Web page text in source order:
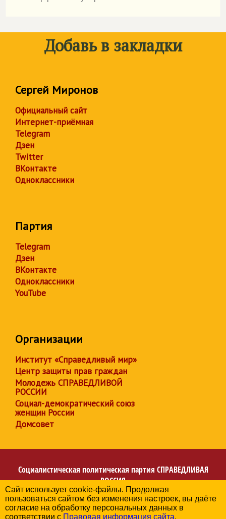
Добавь в закладки
Сергей Миронов
Официальный сайт
Интернет-приёмная
Telegram
Дзен
Twitter
ВКонтакте
Одноклассники
Партия
Telegram
Дзен
ВКонтакте
Одноклассники
YouTube
Организации
Институт «Справедливый мир»
Центр защиты прав граждан
Молодежь СПРАВЕДЛИВОЙ
РОССИИ
Социал-демократический союз
женщин России
Домсовет
Социалистическая политическая партия СПРАВЕДЛИВАЯ
РОССИЯ
Региональное отделение партии в Республике
Башкортостан
© 2006-2026
Сайт использует cookie-файлы. Продолжая
пользоваться сайтом без изменения настроек, вы даёте
согласие на обработку персональных данных в
соответствии с Правовая информация сайта.